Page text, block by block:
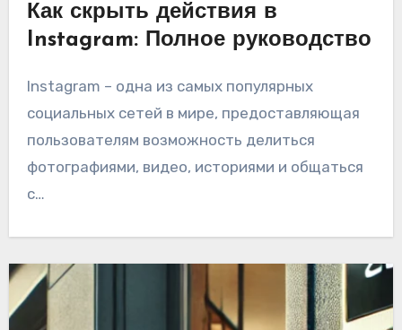
Как скрыть действия в
Instagram: Полное руководство
Instagram – одна из самых популярных
социальных сетей в мире, предоставляющая
пользователям возможность делиться
фотографиями, видео, историями и общаться
с…